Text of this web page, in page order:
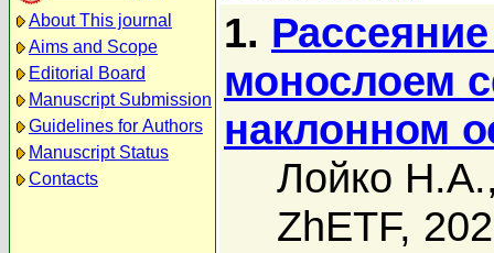
About This journal
Aims and Scope
Editorial Board
Manuscript Submission
Guidelines for Authors
Manuscript Status
Contacts
1.
монослоем
наклонном
Лойко Н.А.
ZhETF,